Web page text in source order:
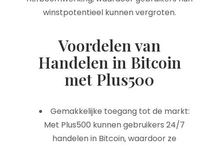
winstpotentieel kunnen vergroten.
Voordelen van
Handelen in Bitcoin
met Plus500
Gemakkelijke toegang tot de markt:
Met Plus500 kunnen gebruikers 24/7
handelen in Bitcoin, waardoor ze